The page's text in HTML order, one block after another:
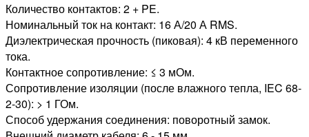
Количество контактов: 2 + PE.
Номинальный ток на контакт: 16 А/20 А RMS.
Диэлектрическая прочность (пиковая): 4 кВ переменного
тока.
Контактное сопротивление: ≤ 3 мОм.
Сопротивление изоляции (после влажного тепла, IEC 68-
2-30): > 1 ГОм.
Способ удержания соединения: поворотный замок.